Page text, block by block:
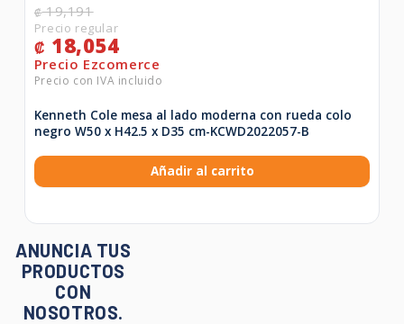
₡19,191
₡ 18,054
Kenneth Cole mesa al lado moderna con rueda colo
negro W50 x H42.5 x D35 cm-KCWD2022057-B
Añadir al carrito
ANUNCIA TUS
PRODUCTOS
CON
NOSOTROS.